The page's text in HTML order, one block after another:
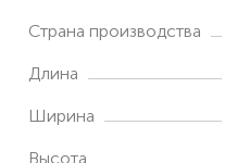
Страна производства
Длина
Ширина
Высота